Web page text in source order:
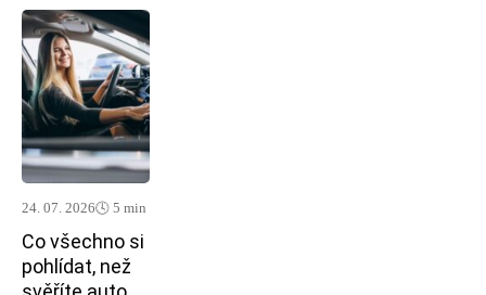
24. 07. 2026🕓 5 min
Co všechno si
pohlídat, než